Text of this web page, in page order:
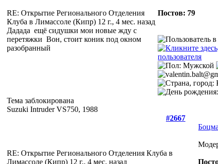
RE: Открытие Регионального Отделения
Клуба в Лимассоле (Кипр) 12 г., 4 мес. назад
Дадада ещё сидушки мои новые жду с
перетяжки Вон, стоит коник под окном
разобранный
Постов: 79
Тема заблокирована
Suzuki Intruder VS750, 1988
#2667
RE: Открытие Регионального Отделения Клуба в
Лимассоле (Кипр) 12 г., 4 мес. назад